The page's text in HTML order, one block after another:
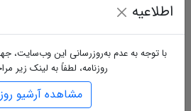
اطلاعیه
با توجه به عدم به‌روزرسانی این وب‌سایت،
روزنامه، لطفاً به لینک زیر
مشاهده آرشیو